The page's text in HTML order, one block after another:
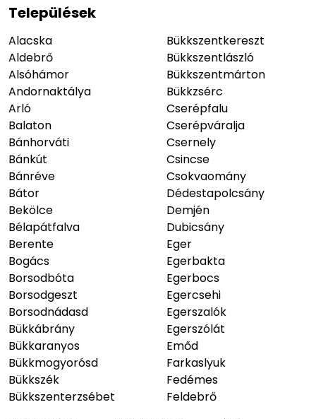
Települések
Alacska
Aldebrő
Alsóhámor
Andornaktálya
Arló
Balaton
Bánhorváti
Bánkút
Bánréve
Bátor
Bekölce
Bélapátfalva
Berente
Bogács
Borsodbóta
Borsodgeszt
Borsodnádasd
Bükkábrány
Bükkaranyos
Bükkmogyorósd
Bükkszék
Bükkszenterzsébet
Bükkszentkereszt
Bükkszentlászló
Bükkszentmárton
Bükkzsérc
Cserépfalu
Cserépváralja
Csernely
Csincse
Csokvaomány
Dédestapolcsány
Demjén
Dubicsány
Eger
Egerbakta
Egerbocs
Egercsehi
Egerszalók
Egerszólát
Emőd
Farkaslyuk
Fedémes
Feldebrő